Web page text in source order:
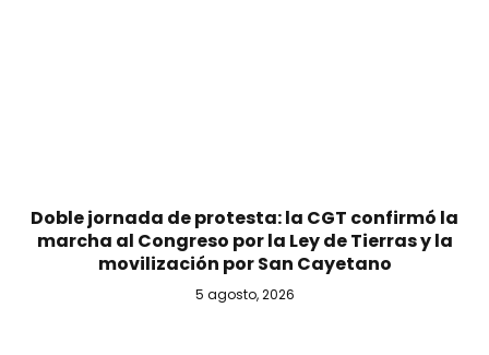
Doble jornada de protesta: la CGT confirmó la
marcha al Congreso por la Ley de Tierras y la
movilización por San Cayetano
5 agosto, 2026